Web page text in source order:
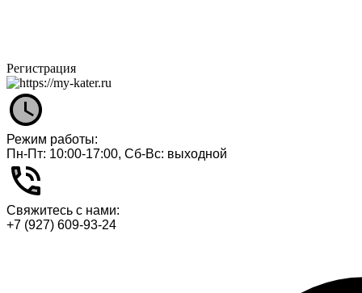
Регистрация
Режим работы:
Пн-Пт: 10:00-17:00, Сб-Вс: выходной
Свяжитесь с нами:
+7 (927) 609-93-24